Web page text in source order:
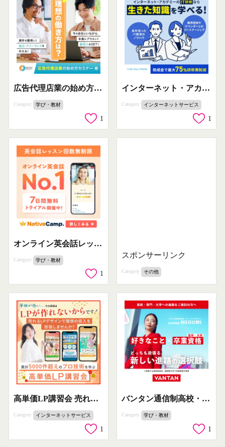
広告代理店業の始め方セミナー
Category 学び・教材
1
インターネット・アカデミーのIT研修
Category インターネットサービス
1
オンライン英会話レッスン「NativeCamp.」
Category 学び・教材
1
スポンサーリンク
Category その他
高単価LP講習会 売れるLPデザイン習得セミナー
Category インターネットサービス
1
バンタン通信制高校・大学進学サポート
Category 学び・教材
1